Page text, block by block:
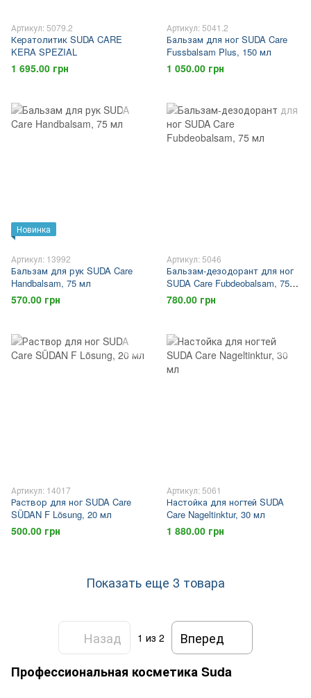
Артикул: 5079.2
Кератолитик SUDA CARE
KERA SPEZIAL
1 695.00 грн
Артикул: 5041.2
Бальзам для ног SUDA Care
Fussbalsam Plus, 150 мл
1 050.00 грн
Новинка
Артикул: 13992
Бальзам для рук SUDA Care
Handbalsam, 75 мл
570.00 грн
Артикул: 5046
Бальзам-дезодорант для ног
SUDA Care Fubdeobalsam, 75
мл
780.00 грн
Артикул: 14017
Раствор для ног SUDA Care
SÜDAN F Lösung, 20 мл
500.00 грн
Артикул: 5061
Настойка для ногтей SUDA
Care Nageltinktur, 30 мл
1 880.00 грн
Показать еще 3 товара
Назад 1 из 2
Вперед
Профессиональная косметика Suda